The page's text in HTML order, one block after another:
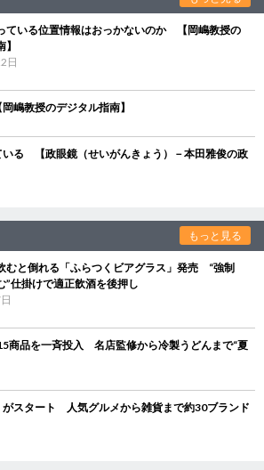
ている位置情報はおっかないのか 【岡嶋教授の
日
嶋教授のデジタル指南】
いる 【政眼鏡（せいがんきょう）－本田雅俊の政
もっと見る
むと倒れる「ふらつくビアグラス」発売 “強制
”仕掛けで適正飲酒を後押し
商品を一斉投入 名店監修から冷製うどんまで“夏
がスタート 人気グルメから雑貨まで約30ブランド